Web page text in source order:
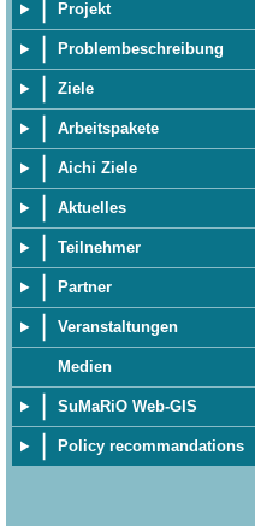
Projekt
Problembeschreibung
Ziele
Arbeitspakete
Aichi Ziele
Aktuelles
Teilnehmer
Partner
Veranstaltungen
Medien
SuMaRiO Web-GIS
Policy recommandations